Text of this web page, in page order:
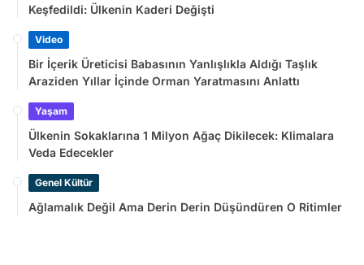
Keşfedildi: Ülkenin Kaderi Değişti
Video
Bir İçerik Üreticisi Babasının Yanlışlıkla Aldığı Taşlık
Araziden Yıllar İçinde Orman Yaratmasını Anlattı
Yaşam
Ülkenin Sokaklarına 1 Milyon Ağaç Dikilecek: Klimalara
Veda Edecekler
Genel Kültür
Ağlamalık Değil Ama Derin Derin Düşündüren O Ritimler